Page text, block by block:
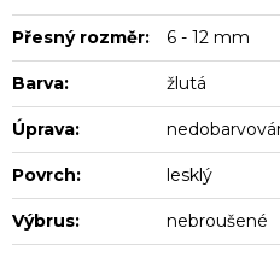
Přesný rozměr: 6 - 12 mm
Barva: žlutá
Úprava:
Povrch: lesklý
Výbrus: nebroušené